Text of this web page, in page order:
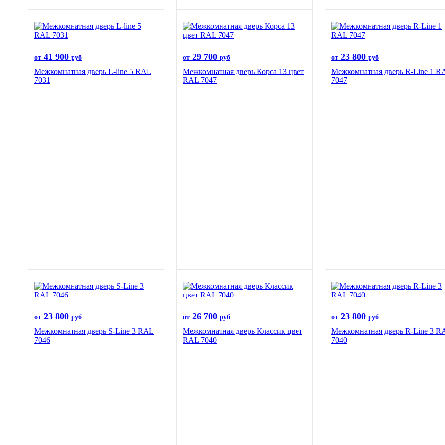
от 41 900 руб
Межкомнатная дверь L-line 5 RAL
7031
от 29 700 руб
Межкомнатная дверь Корса 13 цвет
RAL 7047
от 23 800 руб
Межкомнатная дверь R-Line 1
7047
от 23 800 руб
Межкомнатная дверь S-Line 3 RAL
7046
от 26 700 руб
Межкомнатная дверь Классик цвет
RAL 7040
от 23 800 руб
Межкомнатная дверь R-Line 3
7040